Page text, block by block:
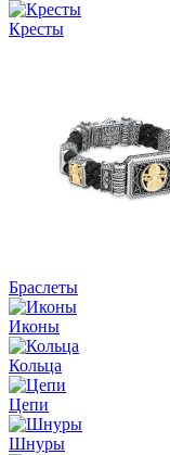
Кресты
Браслеты
Иконы
Кольца
Цепи
Шнуры